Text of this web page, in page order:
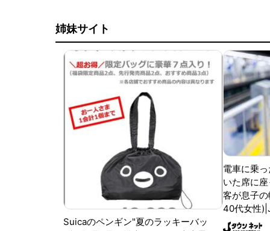
姉妹サイト
Suicaのペンギン"夏のラッキーバッ
電車に乗
いた席に
客が息子
40代女性